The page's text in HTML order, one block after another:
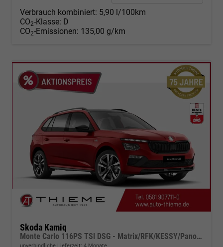
Verbrauch kombiniert: 5,90 l/100km
CO2-Klasse: D
CO2-Emissionen: 135,00 g/km
Skoda Kamiq
Monte Carlo 116PS TSI DSG - Matrix/RFK/KESSY/Pano/PDC
unverbindliche Lieferzeit: 4 Monate